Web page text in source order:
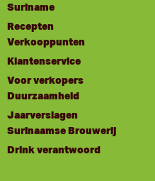
Suriname
Recepten
Verkooppunten
Klantenservice
Voor verkopers
Duurzaamheid
Jaarverslagen
Surinaamse Brouwerij
Drink verantwoord